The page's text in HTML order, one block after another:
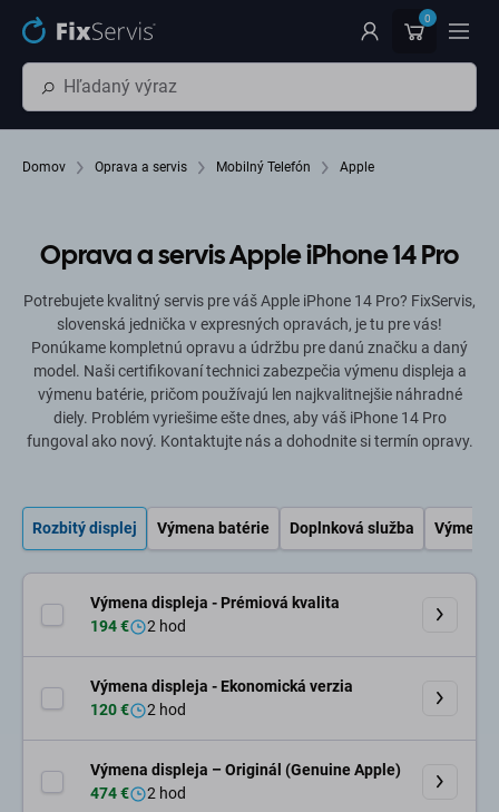
Preskočiť na hlavný obsah 0
Domov Oprava a servis Mobilný Telefón Apple
Oprava a servis Apple iPhone 14 Pro
Potrebujete kvalitný servis pre váš Apple iPhone 14 Pro? FixServis,
slovenská jednička v expresných opravách, je tu pre vás!
Ponúkame kompletnú opravu a údržbu pre danú značku a daný
model. Naši certifikovaní technici zabezpečia výmenu displeja a
výmenu batérie, pričom používajú len najkvalitnejšie náhradné
diely. Problém vyriešime ešte dnes, aby váš iPhone 14 Pro
fungoval ako nový. Kontaktujte nás a dohodnite si termín opravy.
Rozbitý displej Výmena batérie Doplnková služba Výmena
Výmena displeja - Prémiová kvalita
194 €
2 hod
Výmena displeja - Ekonomická verzia
120 €
2 hod
Výmena displeja – Originál (Genuine Apple)
474 €
2 hod